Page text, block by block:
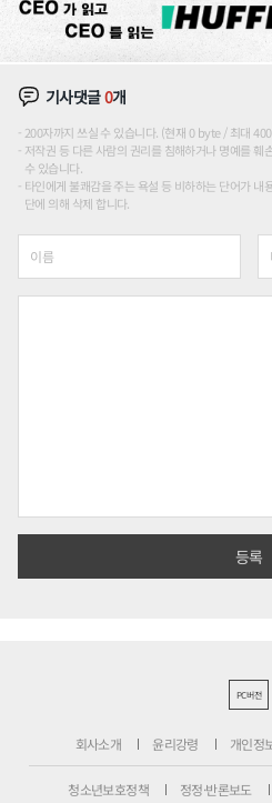
기사댓글0개
200자까지 쓰실 수 있습니다. (현재 0 byte / 최대
저작권 등 다른 사람의 권리를 침해하거나 명예를 훼
수 있습니다.
타인에게 불쾌감을 주는 욕설 등 비하하는 단어가
단에 의해 삭제 합니다.
PC버전
회사소개 윤리강령 개인정
청소년보호정책 정정·반론보도